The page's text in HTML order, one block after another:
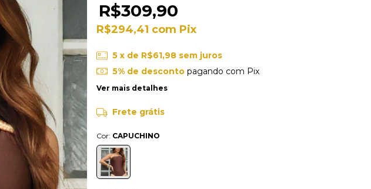
R$309,90
R$294,41 com Pix
5 x de R$61,98 sem juros
5% de descontopagando com Pix
Ver mais detalhes
Frete grátis
Cor: CAPUCHINO